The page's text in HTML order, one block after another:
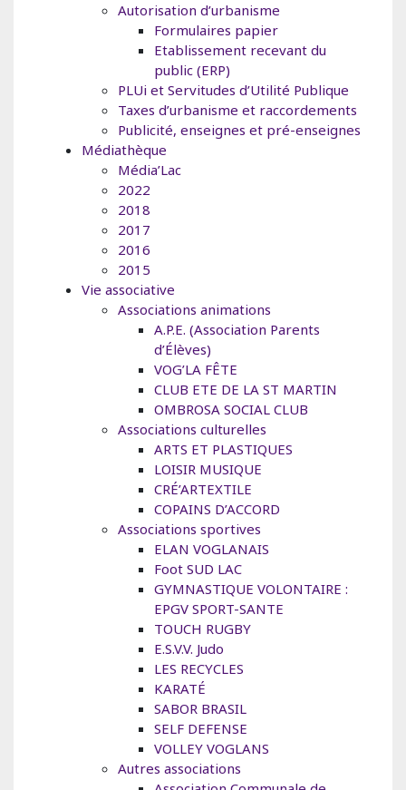
Autorisation d’urbanisme
Formulaires papier
Etablissement recevant du
public (ERP)
PLUi et Servitudes d’Utilité Publique
Taxes d’urbanisme et raccordements
Publicité, enseignes et pré-enseignes
Médiathèque
Média’Lac
2022
2018
2017
2016
2015
Vie associative
Associations animations
A.P.E. (Association Parents
d’Élèves)
VOG’LA FÊTE
CLUB ETE DE LA ST MARTIN
OMBROSA SOCIAL CLUB
Associations culturelles
ARTS ET PLASTIQUES
LOISIR MUSIQUE
CRÉ’ARTEXTILE
COPAINS D’ACCORD
Associations sportives
ELAN VOGLANAIS
Foot SUD LAC
GYMNASTIQUE VOLONTAIRE :
EPGV SPORT-SANTE
TOUCH RUGBY
E.S.V.V. Judo
LES RECYCLES
KARATÉ
SABOR BRASIL
SELF DEFENSE
VOLLEY VOGLANS
Autres associations